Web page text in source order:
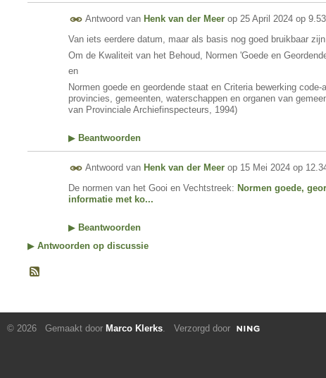
Antwoord van Henk van der Meer op 25 April 2024 op 9.53
Van iets eerdere datum, maar als basis nog goed bruikbaar
Om de Kwaliteit van het Behoud, Normen 'Goede en
en
Normen goede en geordende staat en Criteria bewerking
provincies, gemeenten, waterschappen en organen van
van Provinciale Archiefinspecteurs, 1994)
▶ Beantwoorden
Antwoord van Henk van der Meer op 15 Mei 2024 op
De normen van het Gooi en Vechtstreek: Normen goede,
informatie met ko...
▶ Beantwoorden
▶ Antwoorden op discussie
© 2026 Gemaakt door Marco Klerks. Verzorgd door